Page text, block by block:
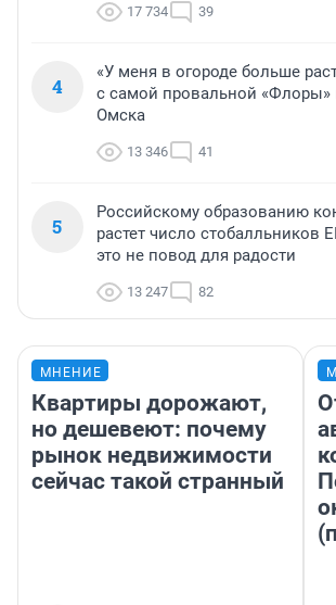
17 734 39
4
«У меня в огороде больше
с самой провальной «Флоры»
Омска
13 346 41
5
Российскому образованию
растет число стобалльников
это не повод для радости
13 247 82
МНЕНИЕ
Квартиры дорожают,
но дешевеют: почему
рынок недвижимости
сейчас такой странный